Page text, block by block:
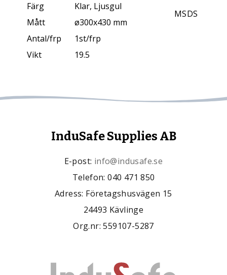
Färg
Klar, Ljusgul
Mått
ø300x430 mm
Antal/frp
1st/frp
Vikt
19.5
MSDS
InduSafe Supplies AB
E-post: info@indusafe.se
Telefon: 040 471 850
Adress: Företagshusvägen 15
24493 Kävlinge
Org.nr: 559107-5287